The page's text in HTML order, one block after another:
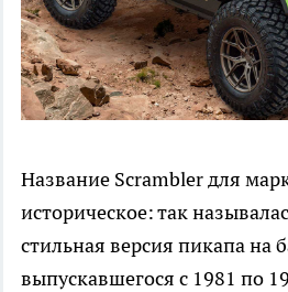
Название Scrambler для
историческое: так
стильная версия пикапа на
выпускавшегося с 1981 по